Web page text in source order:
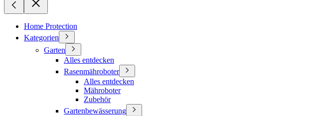
Home Protection
Kategorien
Garten
Alles entdecken
Rasenmähroboter
Alles entdecken
Mähroboter
Zubehör
Gartenbewässerung